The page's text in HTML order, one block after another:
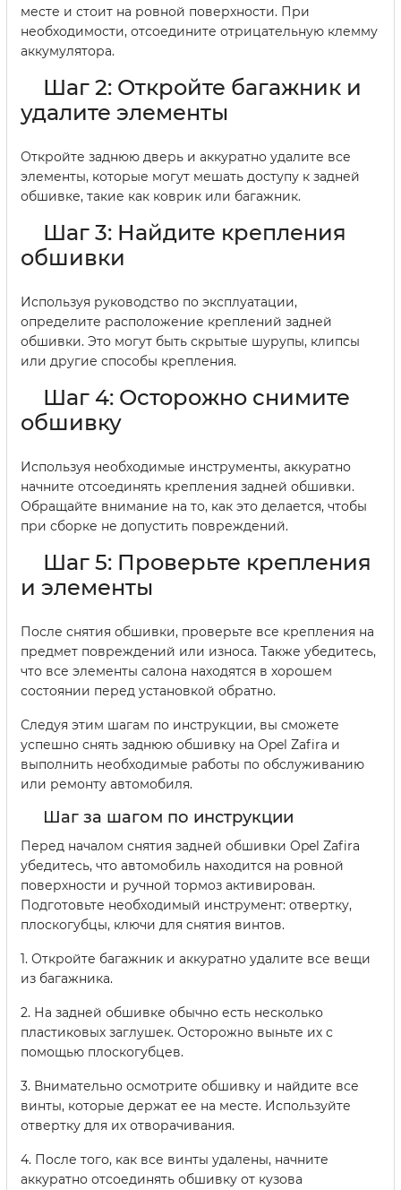
месте и стоит на ровной поверхности. При
необходимости, отсоедините отрицательную клемму
аккумулятора.
Шаг 2: Откройте багажник и
удалите элементы
Откройте заднюю дверь и аккуратно удалите все
элементы, которые могут мешать доступу к задней
обшивке, такие как коврик или багажник.
Шаг 3: Найдите крепления
обшивки
Используя руководство по эксплуатации,
определите расположение креплений задней
обшивки. Это могут быть скрытые шурупы, клипсы
или другие способы крепления.
Шаг 4: Осторожно снимите
обшивку
Используя необходимые инструменты, аккуратно
начните отсоединять крепления задней обшивки.
Обращайте внимание на то, как это делается, чтобы
при сборке не допустить повреждений.
Шаг 5: Проверьте крепления
и элементы
После снятия обшивки, проверьте все крепления на
предмет повреждений или износа. Также убедитесь,
что все элементы салона находятся в хорошем
состоянии перед установкой обратно.
Следуя этим шагам по инструкции, вы сможете
успешно снять заднюю обшивку на Opel Zafira и
выполнить необходимые работы по обслуживанию
или ремонту автомобиля.
Шаг за шагом по инструкции
Перед началом снятия задней обшивки Opel Zafira
убедитесь, что автомобиль находится на ровной
поверхности и ручной тормоз активирован.
Подготовьте необходимый инструмент: отвертку,
плоскогубцы, ключи для снятия винтов.
1. Откройте багажник и аккуратно удалите все вещи
из багажника.
2. На задней обшивке обычно есть несколько
пластиковых заглушек. Осторожно выньте их с
помощью плоскогубцев.
3. Внимательно осмотрите обшивку и найдите все
винты, которые держат ее на месте. Используйте
отвертку для их отворачивания.
4. После того, как все винты удалены, начните
аккуратно отсоединять обшивку от кузова